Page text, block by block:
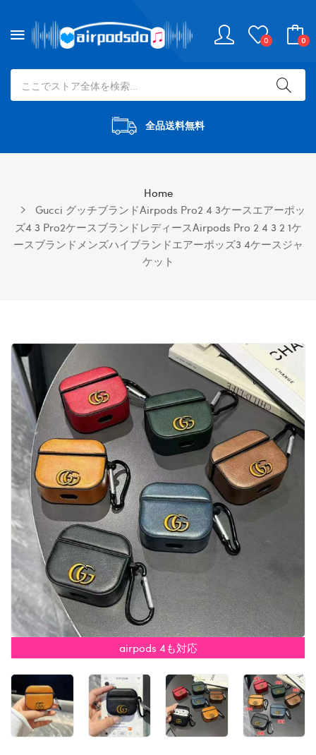
0 0
全品送料無料
Home
Gucci グッチブランドairpods Pro2 4 3ケースエアーポッ
ズ4 3 Pro2ケースブランドレディースairpods Pro 2 4 3 2 1ケ
ースブランドメンズハイブランドエアーポッズ3 4ケースジャ
ケット
airpods 4も対応